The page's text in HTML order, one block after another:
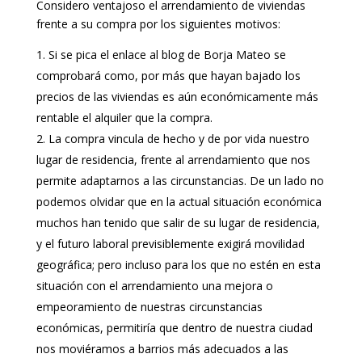
Considero ventajoso el arrendamiento de viviendas
frente a su compra por los siguientes motivos:
Si se pica el enlace al blog de Borja Mateo se
comprobará como, por más que hayan bajado los
precios de las viviendas es aún económicamente más
rentable el alquiler que la compra.
La compra vincula de hecho y de por vida nuestro
lugar de residencia, frente al arrendamiento que nos
permite adaptarnos a las circunstancias. De un lado no
podemos olvidar que en la actual situación económica
muchos han tenido que salir de su lugar de residencia,
y el futuro laboral previsiblemente exigirá movilidad
geográfica; pero incluso para los que no estén en esta
situación con el arrendamiento una mejora o
empeoramiento de nuestras circunstancias
económicas, permitiría que dentro de nuestra ciudad
nos moviéramos a barrios más adecuados a las